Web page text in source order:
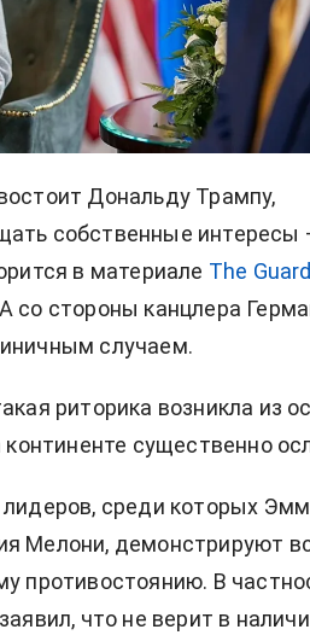
Дональду Трампу,
собственные интересы
в материале The
со стороны канцлера
случаем.
риторика возникла из
существенно
среди которых
Мелони, демонстрируют
противостоянию. В
что не верит в